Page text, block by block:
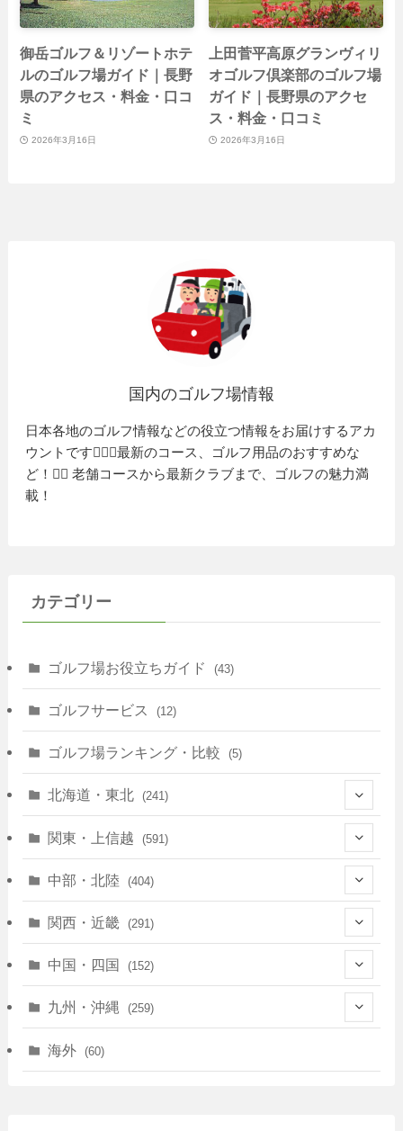
御岳ゴルフ＆リゾートホテ
ルのゴルフ場ガイド｜長野
県のアクセス・料金・口コ
ミ
2026年3月16日
上田菅平高原グランヴィリ
オゴルフ倶楽部のゴルフ場
ガイド｜長野県のアクセ
ス・料金・口コミ
2026年3月16日
国内のゴルフ場情報
日本各地のゴルフ情報などの役立つ情報をお届けするアカ
ウントです🏌️‍♂️⛳️最新のコース、ゴルフ用品のおすすめな
ど！🏌️‍♀️ 老舗コースから最新クラブまで、ゴルフの魅力満
載！
カテゴリー
ゴルフ場お役立ちガイド (43)
ゴルフサービス (12)
ゴルフ場ランキング・比較 (5)
北海道・東北 (241)
(128)
(10)
(35)
(30)
関東・上信越 (591)
(146)
(40)
(114)
(72)
(14)
中部・北陸 (404)
(13)
(83)
(11)
(78)
関西・近畿 (291)
(39)
(25)
中国・四国 (152)
(7)
(39)
九州・沖縄 (259)
(28)
海外 (60)